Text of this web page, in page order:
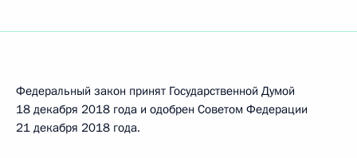
Федеральный закон принят Государственной Думой
18 декабря 2018 года и одобрен Советом Федерации
21 декабря 2018 года.